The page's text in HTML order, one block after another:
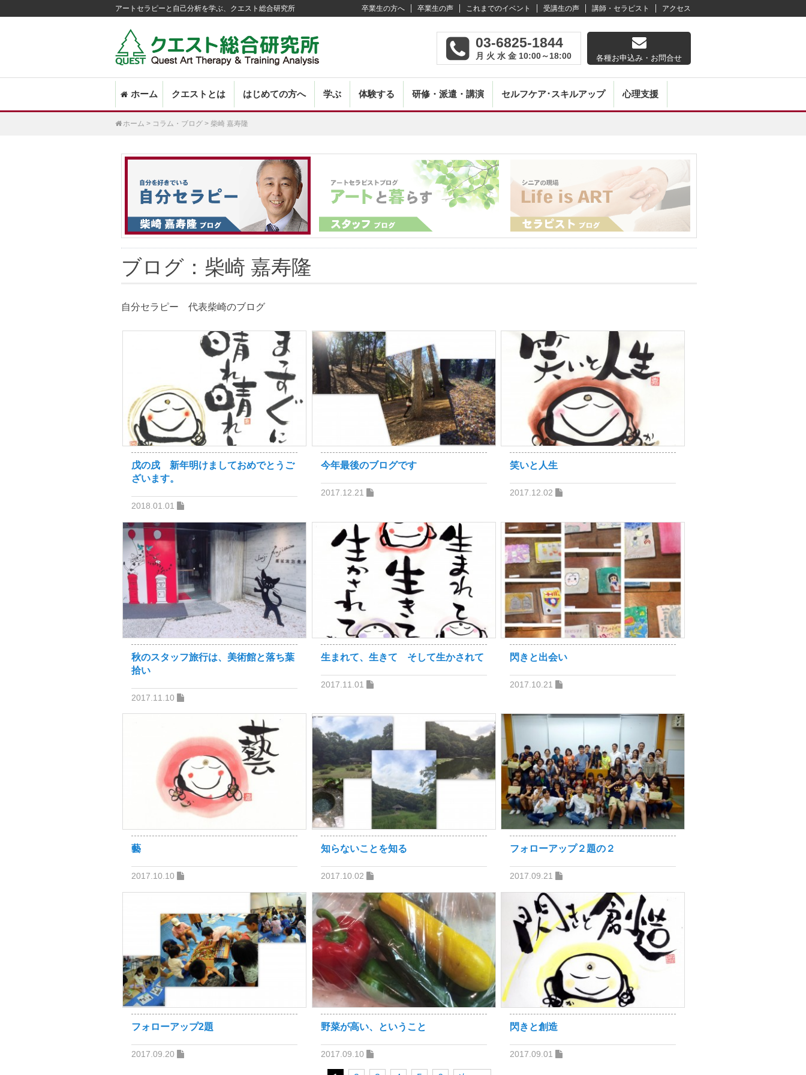
アートセラピーと自己分析を学ぶ、クエスト総合研究所 卒業生の方へ 卒業生の声 これまでのイベント 受講生の声 講師・セラピスト アクセス
各種お申込み・お問合せ
03-6825-1844
月 火 水 金 10:00～18:00
TO
TO
ホーム クエストとは はじめての方へ 学ぶ 体験する 研修・派遣・講演 セルフケア･スキルアップ 心理支援
ホーム > コラム・ブログ > 柴崎 嘉寿隆
ブログ： 柴崎 嘉寿隆
自分セラピー 代表柴崎のブログ
戊の戌 新年明けましておめでとうご
ざいます。
2018.01.01
今年最後のブログです
2017.12.21
笑いと人生
2017.12.02
秋のスタッフ旅行は、美術館と落ち葉
拾い
2017.11.10
生まれて、生きて そして生かされて
2017.11.01
閃きと出会い
2017.10.21
藝
2017.10.10
知らないことを知る
2017.10.02
フォローアップ２題の２
2017.09.21
フォローアップ2題
2017.09.20
野菜が高い、ということ
2017.09.10
閃きと創造
2017.09.01